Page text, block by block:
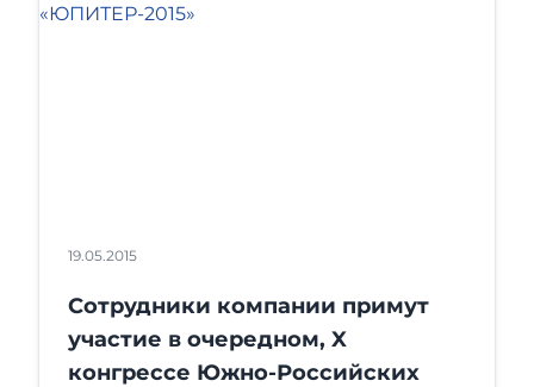
19.05.2015
Сотрудники компании примут
участие в очередном, X
конгрессе Южно-Российских